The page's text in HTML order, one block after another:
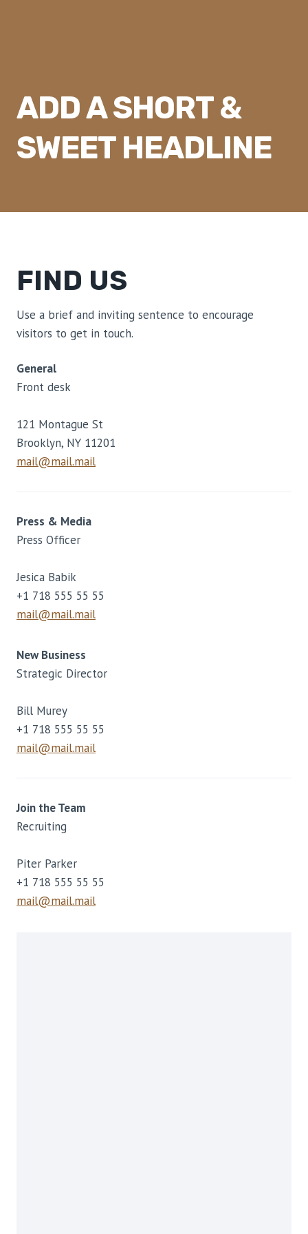
ADD A SHORT &
SWEET HEADLINE
FIND US
Use a brief and inviting sentence to encourage
visitors to get in touch.
General
Front desk
121 Montague St
Brooklyn, NY 11201
mail@mail.mail
Press & Media
Press Officer
Jesica Babik
+1 718 555 55 55
mail@mail.mail
New Business
Strategic Director
Bill Murey
+1 718 555 55 55
mail@mail.mail
Join the Team
Recruiting
Piter Parker
+1 718 555 55 55
mail@mail.mail